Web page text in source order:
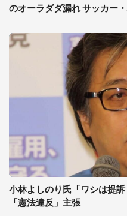
のオーラダダ漏れ サッカー
小林よしのり氏「ワシは提
「憲法違反」主張